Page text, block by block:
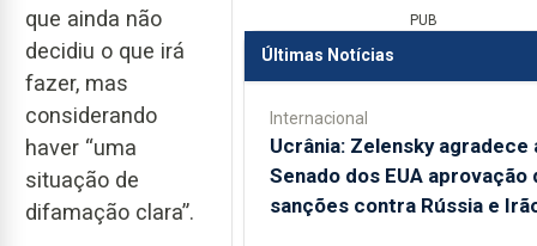
que ainda não
decidiu o que irá
fazer, mas
considerando
haver “uma
situação de
difamação clara”.
PUB
Últimas Notícias
Internacional
Ucrânia: Zelensky agradece
Senado dos EUA aprovação
sanções contra Rússia e